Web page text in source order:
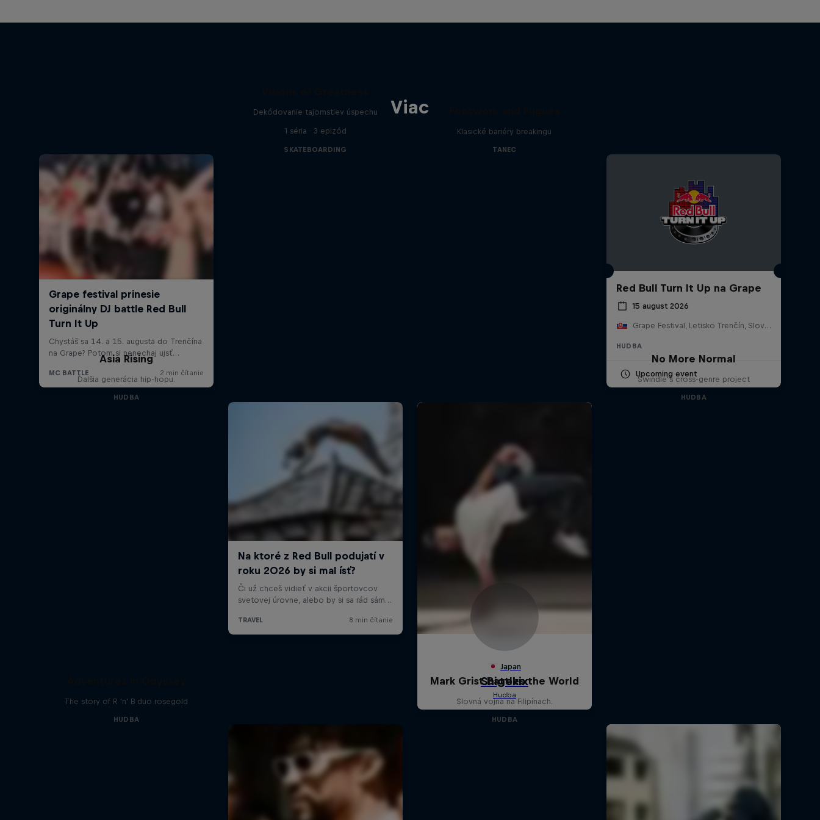
Viac
Dekódovanie tajomstiev úspechu
1 séria · 3 epizód
SKATEBOARDING
Klasické bariéry breakingu
TANEC
Red Bull Turn It Up na Grape
15 august 2026
Grape Festival, Letisko Trenčín, Slovensko
HUDBA
Upcoming event
Asia Rising
Ďalšia generácia hip-hopu.
HUDBA
No More Normal
Swindle’s cross-genre project
HUDBA
The story of R 'n' B duo rosegold
HUDBA
Mark Grist Battles the World
Slovná vojna na Filipínach.
HUDBA